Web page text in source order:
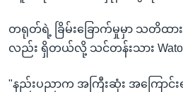
တရုတ်ရဲ့ ခြိမ်းခြောက်မှုမှာ သတိထား
လည်း ရှိတယ်လို့ သင်တန်းသား
"နည်းပညာက အကြီးဆုံး အကြောင်